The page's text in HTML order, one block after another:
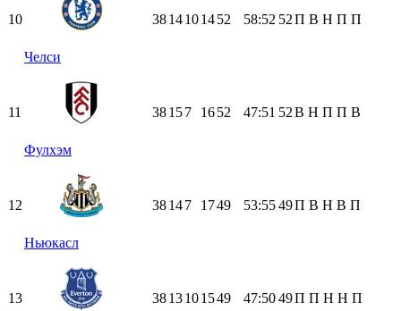
10
Челси
3814101452 58:52 52П В Н П П
11
Фулхэм
38157 1652 47:51 52В Н П П В
12
Ньюкасл
38147 1749 53:5549П В Н В П
13 3813101549 47:5049П П Н Н П